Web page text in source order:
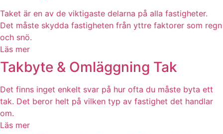
Taket är en av de viktigaste delarna på alla fastigheter.
Det måste skydda fastigheten från yttre faktorer som regn
och snö.
Läs mer
Takbyte & Omläggning Tak
Det finns inget enkelt svar på hur ofta du måste byta ett
tak. Det beror helt på vilken typ av fastighet det handlar
om.
Läs mer